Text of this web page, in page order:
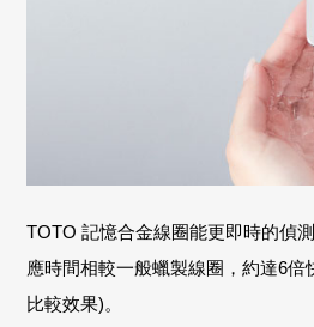
TOTO 記憶合金線圈能更即時的偵
應時間相較一般蠟製線圈，約達6倍
比較效果)。